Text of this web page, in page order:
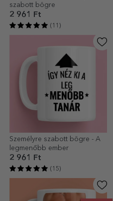
szabott bögre
2 961 Ft
(11)
Személyre szabott bögre - A
legmenőbb ember
2 961 Ft
(15)